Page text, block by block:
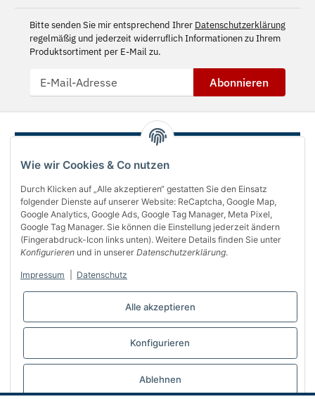
Wie wir Cookies & Co nutzen
Durch Klicken auf „Alle akzeptieren“ gestatten Sie den Einsatz
folgender Dienste auf unserer Website: ReCaptcha, Google Map,
Google Analytics, Google Ads, Google Tag Manager, Meta Pixel,
Google Tag Manager. Sie können die Einstellung jederzeit ändern
(Fingerabdruck-Icon links unten). Weitere Details finden Sie unter
Konfigurieren und in unserer Datenschutzerklärung.
Impressum Datenschutz
Alle akzeptieren
Konfigurieren
Ablehnen
Bitte senden Sie mir entsprechend Ihrer Datenschutzerklärung
regelmäßig und jederzeit widerruflich Informationen zu Ihrem
Produktsortiment per E-Mail zu.
Abonnieren
Über uns
Informationen
Bequem bezahlen